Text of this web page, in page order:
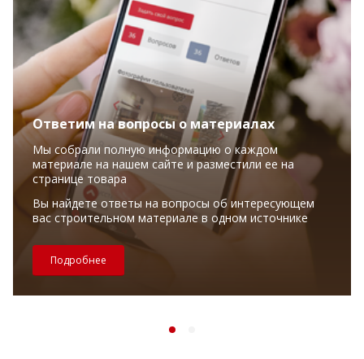
Ответим на вопросы о материалах
Мы собрали полную информацию о каждом
материале на нашем сайте и разместили ее на
странице товара
Вы найдете ответы на вопросы об интересующем
вас строительном материале в одном источнике
Подробнее